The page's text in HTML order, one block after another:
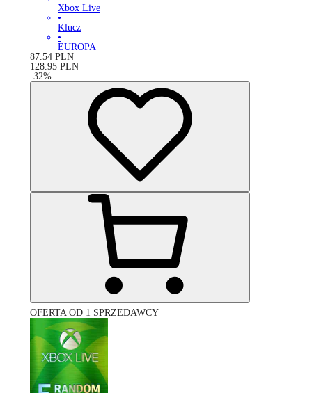
Xbox Live
•
Klucz
•
EUROPA
87.54 PLN
128.95 PLN
-32%
OFERTA OD 1 SPRZEDAWCY